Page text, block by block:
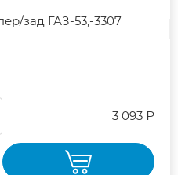
зад ГАЗ-53,-3307
3 093 ₽